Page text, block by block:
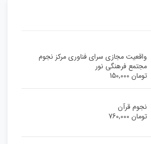
واقعیت مجازی سرای فناوری مرکز نجوم
مجتمع فرهنگی نور
تومان150,000
نجوم قرآن
تومان760,000